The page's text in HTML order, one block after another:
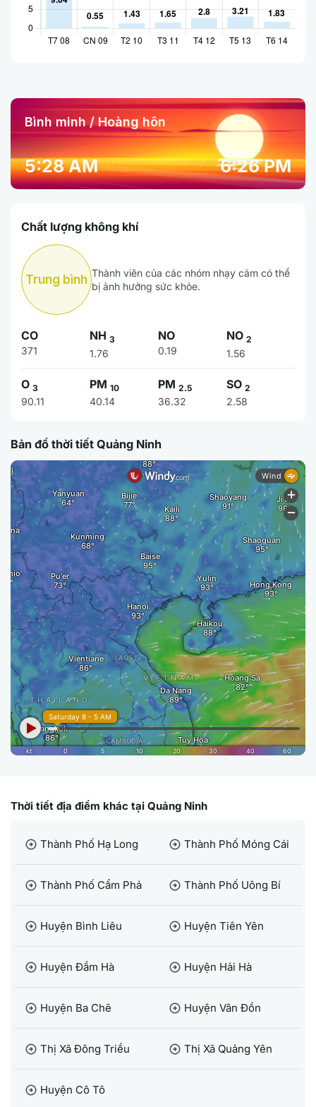
Bình minh / Hoàng hôn
5:28 AM 6:26 PM
Chất lượng không khí
Trung bình Thành viên của các nhóm nhạy cảm có thể
bị ảnh hưởng sức khỏe.
CO
371
NH 3
1.76
NO
0.19
NO 2
1.56
O 3
90.11
PM 10
40.14
PM 2.5
36.32
SO 2
2.58
Bản đồ thời tiết Quảng Ninh
Thời tiết địa điểm khác tại Quảng Ninh
arrow_circle_right Thành Phố Hạ Long arrow_circle_right Thành Phố Móng Cái
arrow_circle_right Thành Phố Cẩm Phả arrow_circle_right Thành Phố Uông Bí
arrow_circle_right Huyện Bình Liêu arrow_circle_right Huyện Tiên Yên
arrow_circle_right Huyện Đầm Hà arrow_circle_right Huyện Hải Hà
arrow_circle_right Huyện Ba Chẽ arrow_circle_right Huyện Vân Đồn
arrow_circle_right Thị Xã Đông Triều arrow_circle_right Thị Xã Quảng Yên
arrow_circle_right Huyện Cô Tô